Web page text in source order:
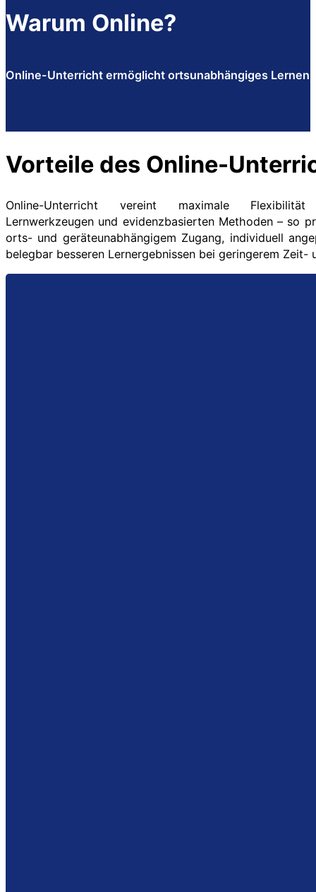
Warum Online?
Online-Unterricht ermöglicht ortsunabhängiges
Vorteile des Online-
Online-Unterricht vereint maximale
Lernwerkzeugen und evidenzbasierten Methoden – so
orts- und geräteunabhängigem Zugang, individuell
belegbar besseren Lernergebnissen bei geringerem Zeit-